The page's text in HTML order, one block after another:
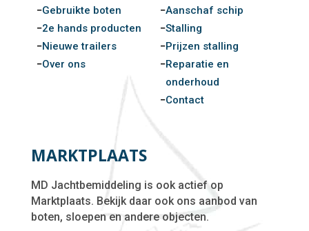
Gebruikte boten
2e hands producten
Nieuwe trailers
Over ons
Aanschaf schip
Stalling
Prijzen stalling
Reparatie en
onderhoud
Contact
MARKTPLAATS
MD Jachtbemiddeling is ook actief op
Marktplaats. Bekijk daar ook ons aanbod van
boten, sloepen en andere objecten.